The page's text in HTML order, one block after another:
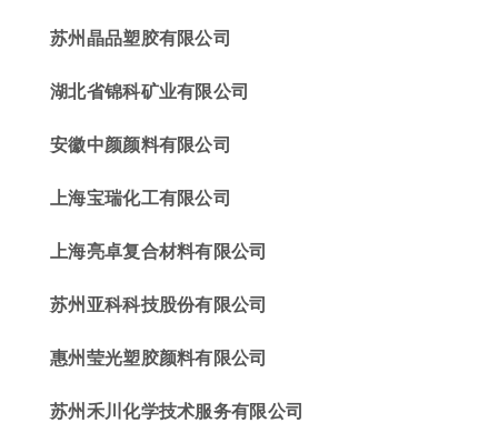
苏州晶品塑胶有限公司
湖北省锦科矿业有限公司
安徽中颜颜料有限公司
上海宝瑞化工有限公司
上海亮卓复合材料有限公司
苏州亚科科技股份有限公司
惠州莹光塑胶颜料有限公司
苏州禾川化学技术服务有限公司